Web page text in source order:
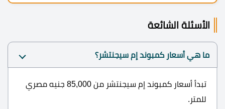
الأسئلة الشائعة
ما هي أسعار كمبوند إم سيجنتشر؟
تبدأ أسعار كمبوند إم سيجنتشر من 85,000 جنيه مصري
للمتر.